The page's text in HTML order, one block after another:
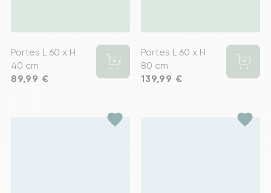
Portes L 60 x H
40 cm
Prix
89,99 €
Portes L 60 x H
80 cm
Prix
139,99 €
favorite favorite